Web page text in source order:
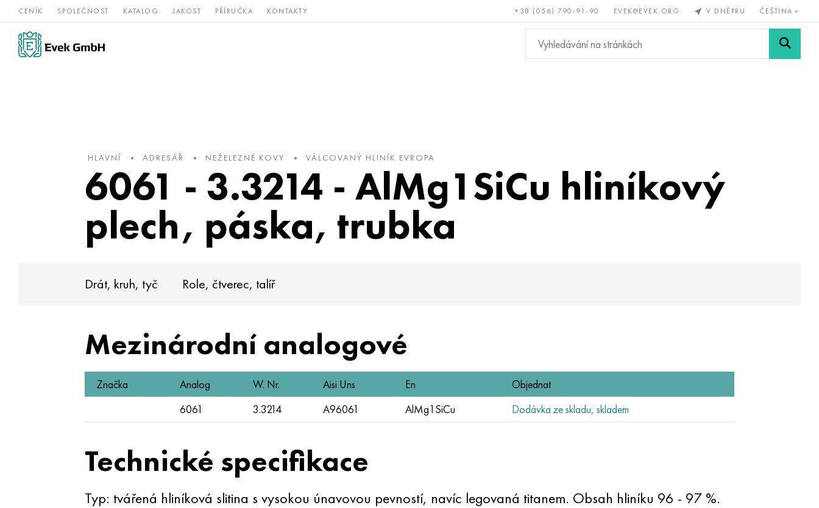
CENÍK SPOLEČNOST KATALOG JAKOST PŘÍRUČKA KONTAKTY +38 (056) 790-91-90 EVEK@EVEK.ORG V DNĚPRU ČEŠTINA
Slitiny
niklu
nerezová Vzácné a Bronz, měď, Neželezné
kovy
Legovaná Sítě a
HLAVNÍ ADRESÁŘ NEŽELEZNÉ KOVY VÁLCOVANÝ HLINÍK EVROPA
6061 - 3.3214 - AlMg1SiCu hliníkový
plech, páska, trubka
Drát, kruh, tyč Role, čtverec, talíř
Mezinárodní analogové
Značka Analog W. Nr. Aisi Uns En
Objednat
6061
3.3214 A96061 AlMg1SiCu Dodávka ze skladu, skladem
Technické specifikace
Typ: tvářená hliníková slitina s vysokou únavovou pevností, navíc legovaná titanem. Obsah hliníku 96 - 97 %.